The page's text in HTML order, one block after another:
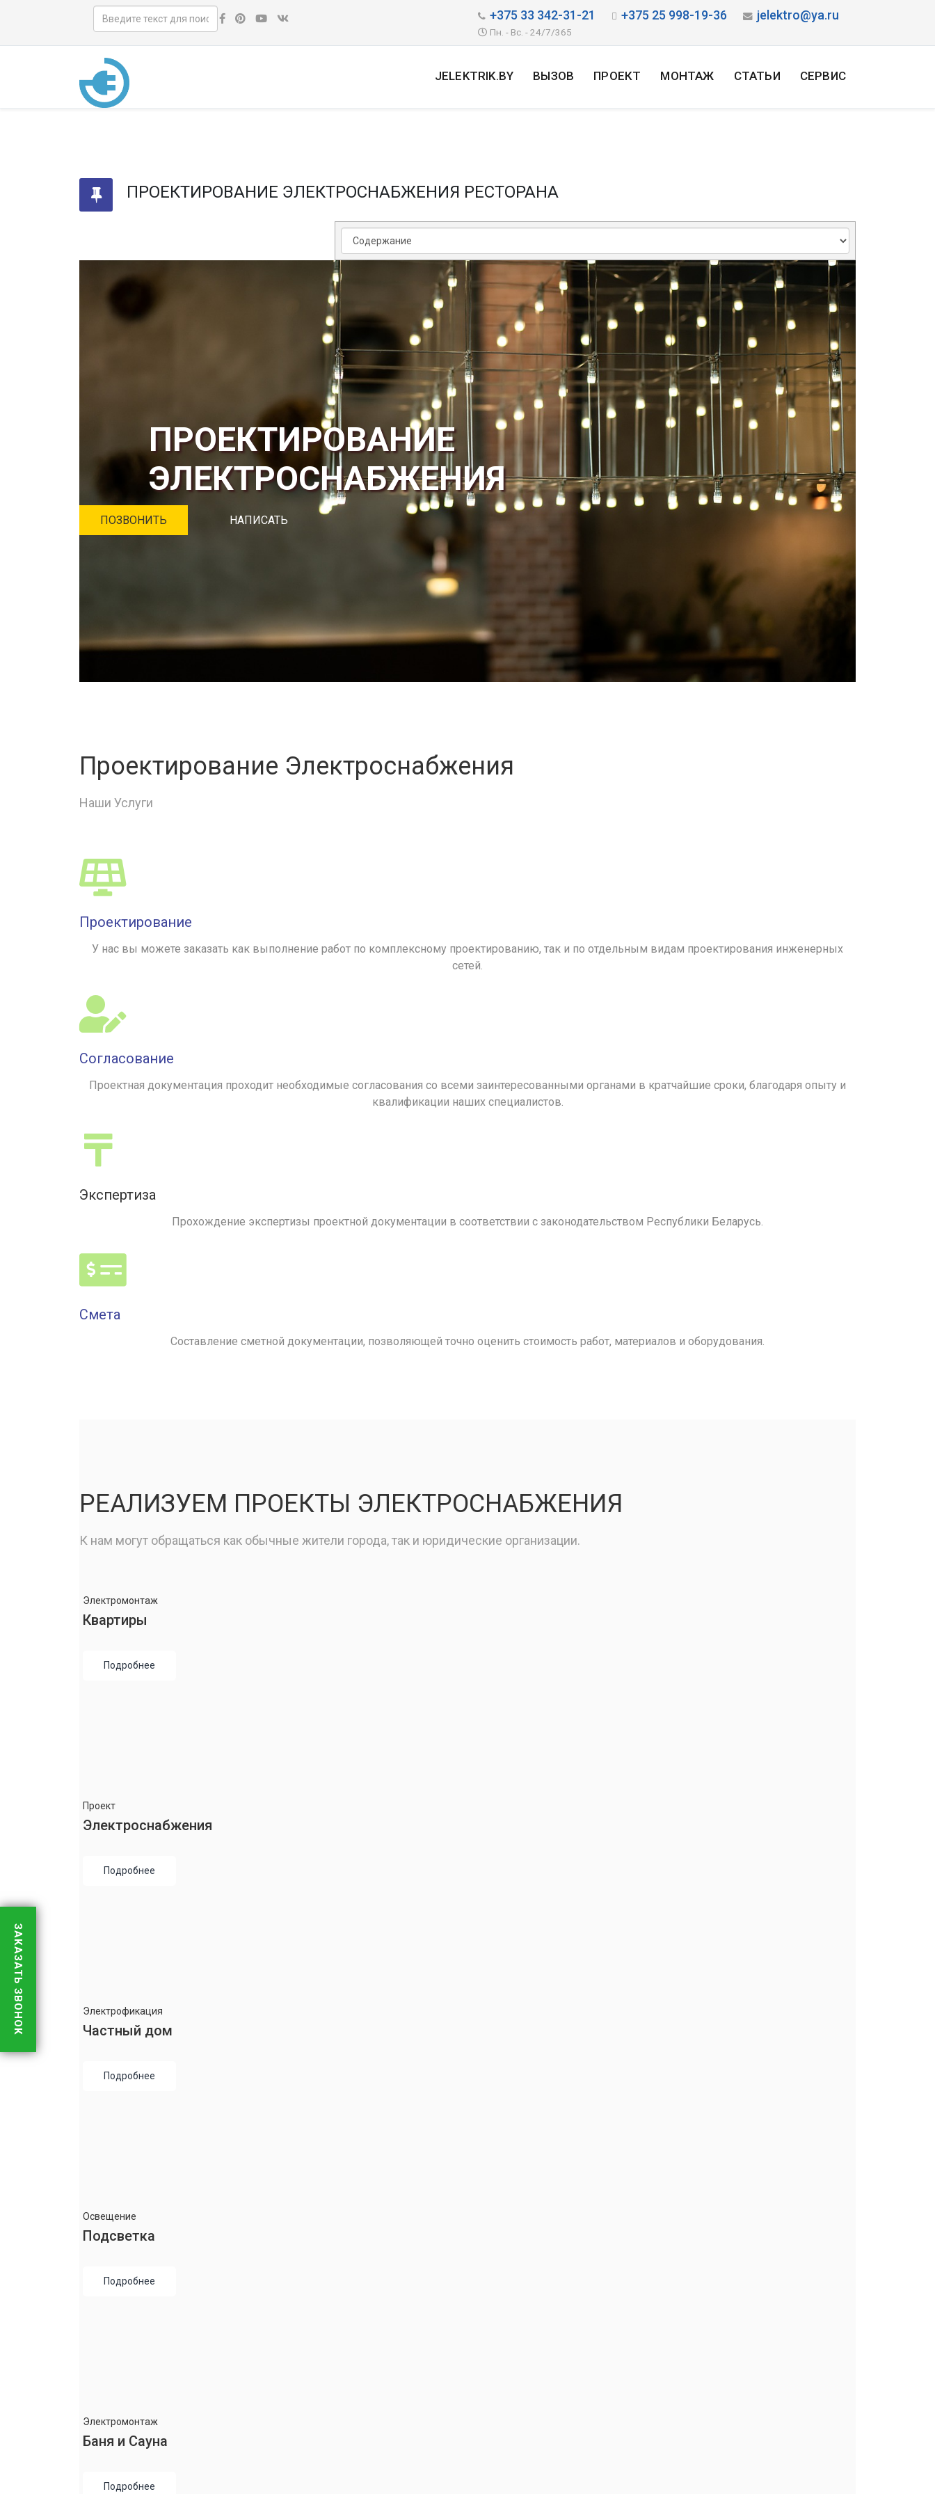
+375 33 342-31-21 +375 25 998-19-36 jelektro@ya.ru
Пн. - Вс. - 24/7/365
JELEKTRIK.BY ВЫЗОВ ПРОЕКТ МОНТАЖ СТАТЬИ СЕРВИС
ПРОЕКТИРОВАНИЕ ЭЛЕКТРОСНАБЖЕНИЯ РЕСТОРАНА
ПРОЕКТИРОВАНИЕ
ЭЛЕКТРОСНАБЖЕНИЯ
ПОЗВОНИТЬ НАПИСАТЬ
Проектирование Электроснабжения
Наши Услуги
Проектирование
У нас вы можете заказать как выполнение работ по комплексному проектированию, так и по отдельным видам проектирования инженерных
сетей.
Согласование
Проектная документация проходит необходимые согласования со всеми заинтересованными органами в кратчайшие сроки, благодаря опыту и
квалификации наших специалистов.
Экспертиза
Прохождение экспертизы проектной документации в соответствии с законодательством Республики Беларусь.
Смета
Составление сметной документации, позволяющей точно оценить стоимость работ, материалов и оборудования.
РЕАЛИЗУЕМ ПРОЕКТЫ ЭЛЕКТРОСНАБЖЕНИЯ
К нам могут обращаться как обычные жители города, так и юридические организации.
Электромонтаж
Квартиры
Подробнее
Проект
Электроснабжения
Подробнее
Электрофикация
Частный дом
Подробнее
Освещение
Подсветка
Подробнее
Электромонтаж
Баня и Сауна
Подробнее
ЗАКАЗАТЬ ЗВОНОК